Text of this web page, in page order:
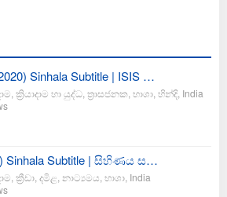
Sinhala Subtitle | ISIS …
ක්‍රියාදාම හා යුද්ධ ත්‍රාසජනක භාශා හින්දි India
Sinhala Subtitle | සිහිණය ස…
ක්‍රීඩා දමිළ නාට්‍යමය භාශා India